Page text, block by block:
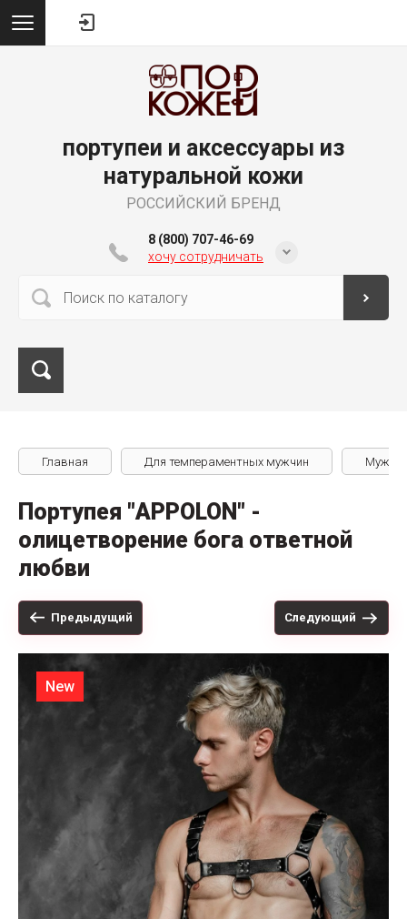
портупеи и аксессуары из
натуральной кожи
РОССИЙСКИЙ БРЕНД
8 (800) 707-46-69
хочу сотрудничать
Главная Для темпераментных мужчин
Портупея "APPOLON" -
олицетворение бога ответной
любви
Предыдущий Следующий
New